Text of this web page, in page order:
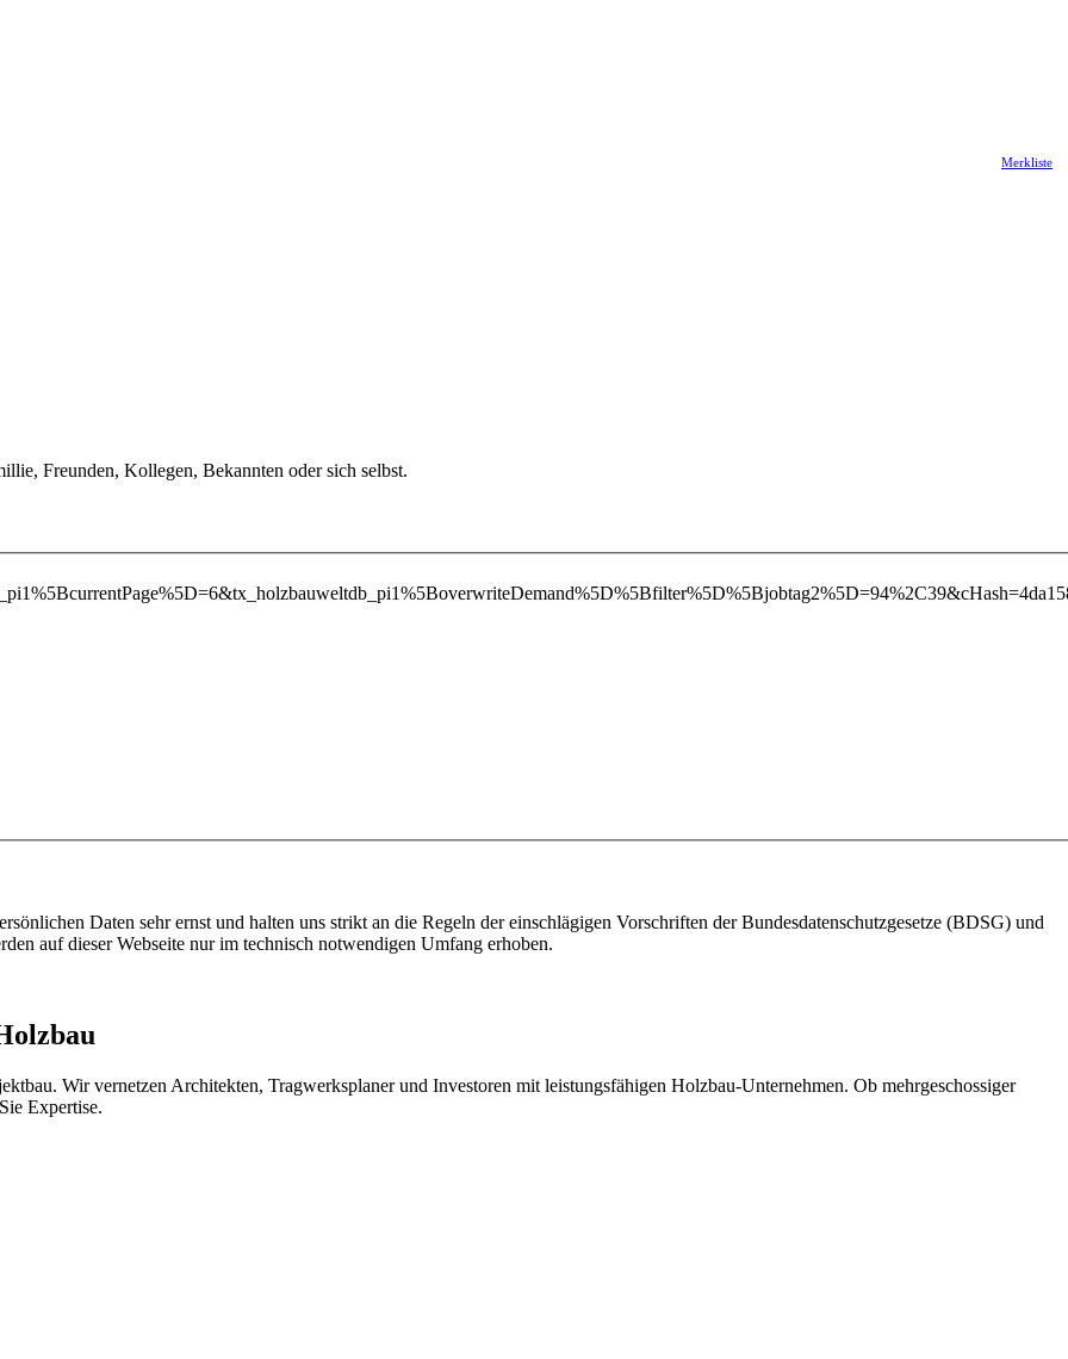
Merkliste
Freunden, Kollegen, Bekannten oder sich selbst.
Daten sehr ernst und halten uns strikt an die Regeln der einschlägigen Vorschriften der Bundesdatenschutzgesetze (BDSG) und
auf dieser Webseite nur im technisch notwendigen Umfang erhoben.
Wir vernetzen Architekten, Tragwerksplaner und Investoren mit leistungsfähigen Holzbau-Unternehmen. Ob mehrgeschossiger
Expertise.